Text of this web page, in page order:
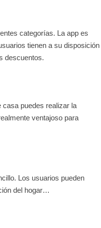
categorías. La app es
tienen a su disposición
descuentos.
casa puedes realizar la
ventajoso para
Los usuarios pueden
del hogar…